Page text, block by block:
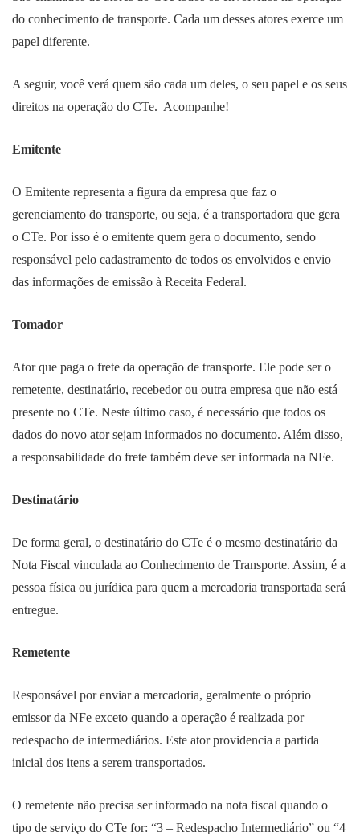
do conhecimento de transporte. Cada um desses atores exerce um
papel diferente.
A seguir, você verá quem são cada um deles, o seu papel e os seus
direitos na operação do CTe. Acompanhe!
Emitente
O Emitente representa a figura da empresa que faz o
gerenciamento do transporte, ou seja, é a transportadora que gera
o CTe. Por isso é o emitente quem gera o documento, sendo
responsável pelo cadastramento de todos os envolvidos e envio
das informações de emissão à Receita Federal.
Tomador
Ator que paga o frete da operação de transporte. Ele pode ser o
remetente, destinatário, recebedor ou outra empresa que não está
presente no CTe. Neste último caso, é necessário que todos os
dados do novo ator sejam informados no documento. Além disso,
a responsabilidade do frete também deve ser informada na NFe.
Destinatário
De forma geral, o destinatário do CTe é o mesmo destinatário da
Nota Fiscal vinculada ao Conhecimento de Transporte. Assim, é a
pessoa física ou jurídica para quem a mercadoria transportada será
entregue.
Remetente
Responsável por enviar a mercadoria, geralmente o próprio
emissor da NFe exceto quando a operação é realizada por
redespacho de intermediários. Este ator providencia a partida
inicial dos itens a serem transportados.
O remetente não precisa ser informado na nota fiscal quando o
tipo de serviço do CTe for: “3 – Redespacho Intermediário” ou “4